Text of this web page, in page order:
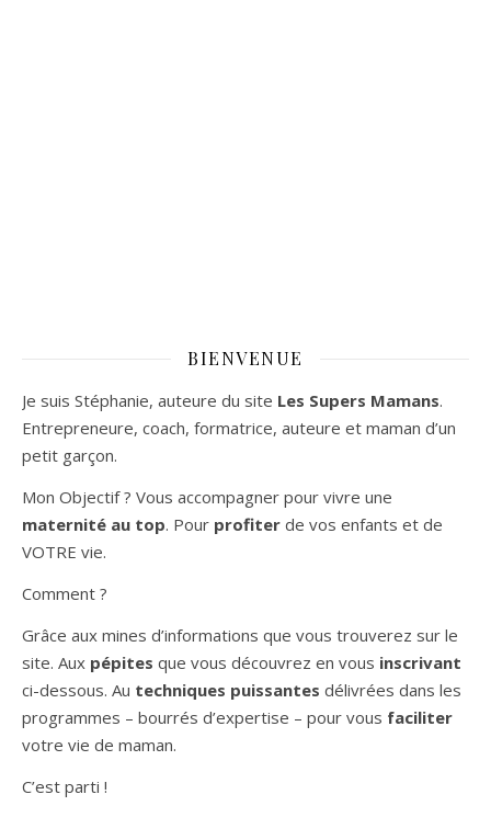
BIENVENUE
Je suis Stéphanie, auteure du site Les Supers Mamans.
Entrepreneure, coach, formatrice, auteure et maman d’un
petit garçon.
Mon Objectif ? Vous accompagner pour vivre une
maternité au top. Pour profiter de vos enfants et de
VOTRE vie.
Comment ?
Grâce aux mines d’informations que vous trouverez sur le
site. Aux pépites que vous découvrez en vous inscrivant
ci-dessous. Au techniques puissantes délivrées dans les
programmes – bourrés d’expertise – pour vous faciliter
votre vie de maman.
C’est parti !